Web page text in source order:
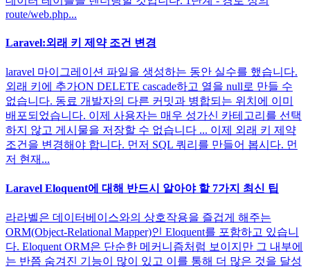
route/web.php...
Laravel:외래 키 제약 조건 변경
laravel 마이그레이션 파일을 생성하는 동안 실수를 했습니다.
외래 키에 추가ON DELETE cascade하고 열을 null로 만들 수
없습니다. 동료 개발자의 다른 커밋과 병합되는 위치에 이미
배포되었습니다. 이제 사용자는 매우 성가신 카테고리를 선택
하지 않고 게시물을 저장할 수 없습니다 ... 이제 외래 키 제약
조건을 변경해야 합니다. 먼저 SQL 쿼리를 만들어 봅시다. 먼
저 현재...
Laravel Eloquent에 대해 반드시 알아야 할 7가지 최신 팁
라라벨은 데이터베이스와의 상호작용을 즐겁게 해주는
ORM(Object-Relational Mapper)인 Eloquent를 포함하고 있습니
다. Eloquent ORM은 단순한 메커니즘처럼 보이지만 그 내부에
는 반쯤 숨겨진 기능이 많이 있고 이를 통해 더 많은 것을 달성